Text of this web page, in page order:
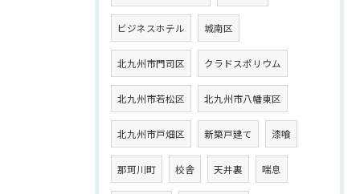
ビジネスホテル 城南区
北九州市門司区 クラドスポリウム
北九州市若松区 北九州市八幡東区
北九州市戸畑区 新築戸建て 漆喰
那珂川町 校舎 天井裏 喘息